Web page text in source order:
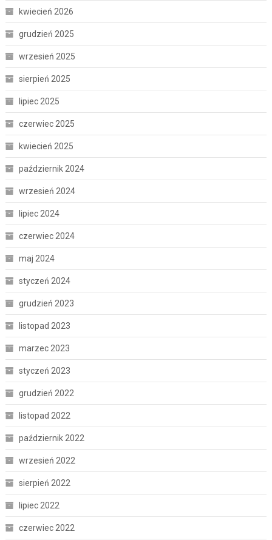
kwiecień 2026
grudzień 2025
wrzesień 2025
sierpień 2025
lipiec 2025
czerwiec 2025
kwiecień 2025
październik 2024
wrzesień 2024
lipiec 2024
czerwiec 2024
maj 2024
styczeń 2024
grudzień 2023
listopad 2023
marzec 2023
styczeń 2023
grudzień 2022
listopad 2022
październik 2022
wrzesień 2022
sierpień 2022
lipiec 2022
czerwiec 2022